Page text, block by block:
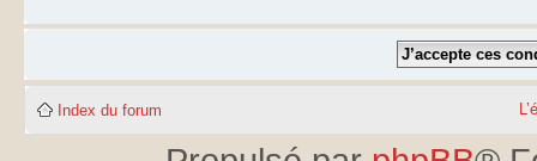
Index du forum